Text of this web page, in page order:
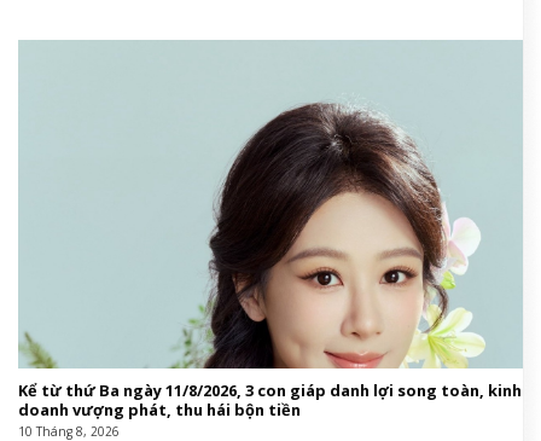
Kể từ thứ Ba ngày 11/8/2026, 3 con giáp danh lợi song toàn, kinh
doanh vượng phát, thu hái bộn tiền
10 Tháng 8, 2026